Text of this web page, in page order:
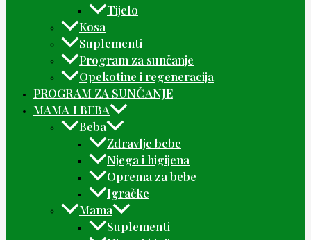
Tijelo
Kosa
Suplementi
Program za sunčanje
Opekotine i regeneracija
PROGRAM ZA SUNČANJE
MAMA I BEBA
Beba
Zdravlje bebe
Njega i higijena
Oprema za bebe
Igračke
Mama
Suplementi